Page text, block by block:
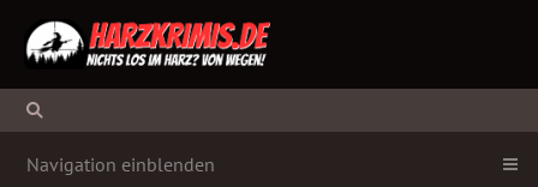
Navigation einblenden